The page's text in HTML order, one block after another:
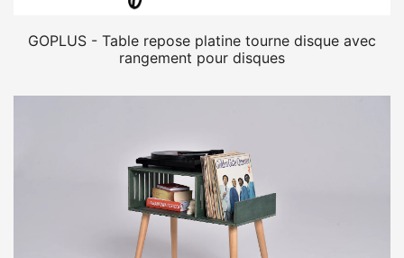
GOPLUS - Table repose platine tourne disque avec
rangement pour disques